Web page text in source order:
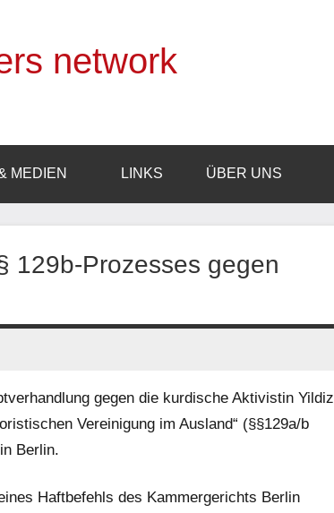
network
MEDIEN LINKS ÜBER UNS
129b-Prozesses gegen
gegen die kurdische Aktivistin Yildiz
Vereinigung im Ausland“ (§§129a/b
Berlin.
Haftbefehls des Kammergerichts Berlin